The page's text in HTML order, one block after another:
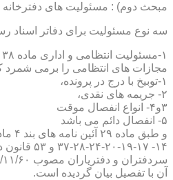
مبحث دوم) : مسئولیت های دفترخانه
سه نوع مسئولیت برای دفاتر اسناد
مجازات های انتظامی را برمی شمرد که ۵ درجه
۱-توبیخ با درج در پرونده،
۲- جریمه های نقدی،
۳و۴- انواع انفصال موقت
۵- انفصال دائم می باشد
۱۴- ۱۷-۱۹-
آن با تفصیل بیان گردیده است.